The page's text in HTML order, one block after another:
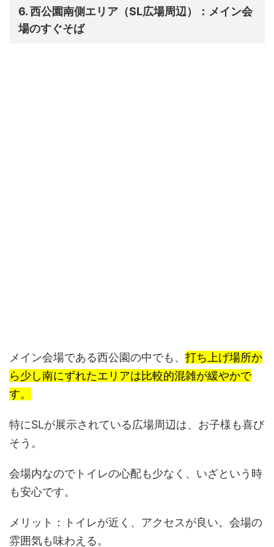
6. 西公園南側エリア（SL広場周辺）：メイン会
場のすぐそば
メイン会場である西公園の中でも、 打ち上げ場所か
ら少し南にずれたエリアは比較的混雑が緩やかで
す。
特にSLが展示されている広場周辺は、お子様も喜び
そう。
会場内なのでトイレの心配も少なく、いざという時
も安心です。
メリット：
トイレが近く、アクセスが良い。会場の
雰囲気も味わえる。